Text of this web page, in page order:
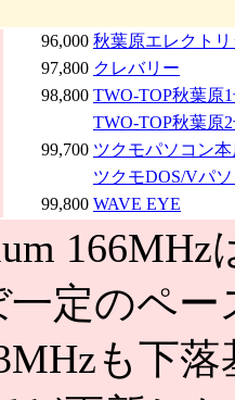
96,000 秋葉原エレクト
97,800 クレバリー
98,800 TWO-TOP秋葉原
TWO-TOP秋葉原
99,700 ツクモパソコン
ツクモDOS/Vパ
99,800 WAVE EYE
166MHz
定のペ
も下